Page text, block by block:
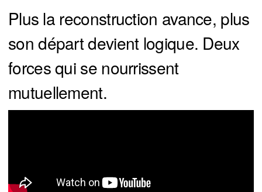
Plus la reconstruction avance, plus
son départ devient logique. Deux
forces qui se nourrissent
mutuellement.